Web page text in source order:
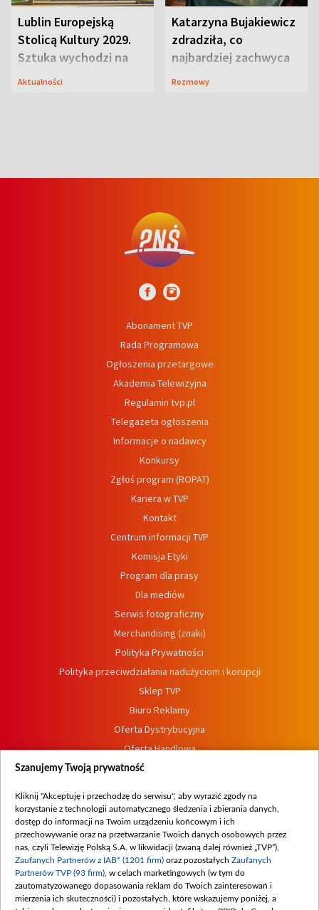
Lublin Europejską
Stolicą Kultury 2029.
Sztuka wychodzi na
ulice
Aktualności
Katarzyna Bujakiewicz
zdradziła, co
najbardziej zachwyca
ją w Lublinie
Rozmowy
Abonament TVP
Rada Programowa
Ogłoszenia przetargowe
Akademia Telewizyjna
Regulamin tvp.pl
Telegazeta ogłoszenia
Informacje o nadawcy
Konkursy
Zgłoś program (ROPAT)
Kariera w TVP
Kontakt
Centrum informacji TVP
Komisja Etyki
Program dla prasy
Dla mediów
Serwis fotograficzny
Merchandising (znaki)
Polityka Prywatności
Polityka przeciwdziałania nadużyciom i korupcji
Sklep TVP
Biuro Reklamy
Oferta Dystrybucyjna
Oferta Handlowa
Dostępność
Procedura zgłoszeń wewnętrznych
Szanujemy Twoją prywatność
Kliknij "Akceptuję i przechodzę do serwisu", aby wyrazić zgody na
korzystanie z technologii automatycznego śledzenia i zbierania danych,
dostęp do informacji na Twoim urządzeniu końcowym i ich
przechowywanie oraz na przetwarzanie Twoich danych osobowych przez
nas, czyli Telewizję Polską S.A. w likwidacji (zwaną dalej również „TVP”),
Zaufanych Partnerów z IAB* (1201 firm) oraz pozostałych Zaufanych
Partnerów TVP (93 firm) , w celach marketingowych (w tym do
zautomatyzowanego dopasowania reklam do Twoich zainteresowań i
mierzenia ich skuteczności) i pozostałych, które wskazujemy poniżej, a